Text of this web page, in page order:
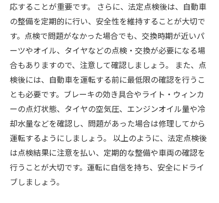
応することが重要です。 さらに、法定点検後は、自動車
の整備を定期的に行い、安全性を維持することが大切で
す。点検で問題がなかった場合でも、交換時期が近いパ
ーツやオイル、タイヤなどの点検・交換が必要になる場
合もありますので、注意して確認しましょう。 また、点
検後には、自動車を運転する前に最低限の確認を行うこ
とも必要です。ブレーキの効き具合やライト・ウィンカ
ーの点灯状態、タイヤの空気圧、エンジンオイル量や冷
却水量などを確認し、問題があった場合は修理してから
運転するようにしましょう。 以上のように、法定点検後
は点検結果に注意を払い、定期的な整備や車両の確認を
行うことが大切です。運転に自信を持ち、安全にドライ
ブしましょう。